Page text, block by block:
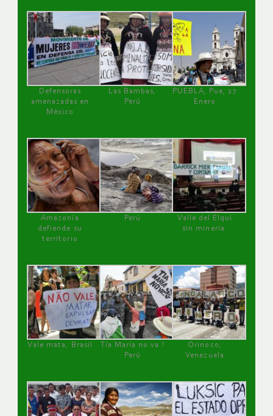
Defensoras
amenazadas en
México
Las Bambas,
Perú
PUEBLA, Pue, 27
Enero
Amazonía
defiende su
territorio
Perú
Valle del Elqui
sin minería.
Vale mata, Brasil
Tía María no va !
Perú
Orinoco,
Venezuela